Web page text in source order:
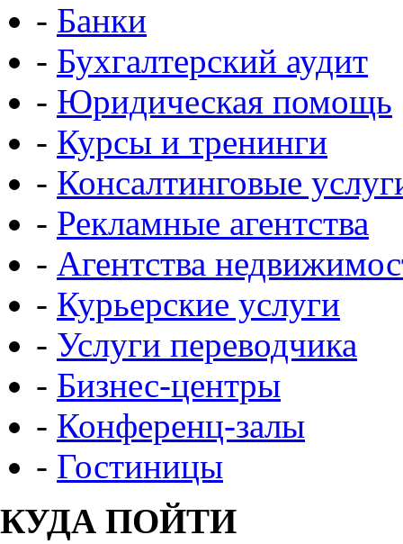
- Банки
- Бухгалтерский аудит
- Юридическая помощь
- Курсы и тренинги
- Консалтинговые
- Рекламные агентства
- Агентства
- Курьерские услуги
- Услуги переводчика
- Бизнес-центры
- Конференц-залы
- Гостиницы
КУДА ПОЙТИ